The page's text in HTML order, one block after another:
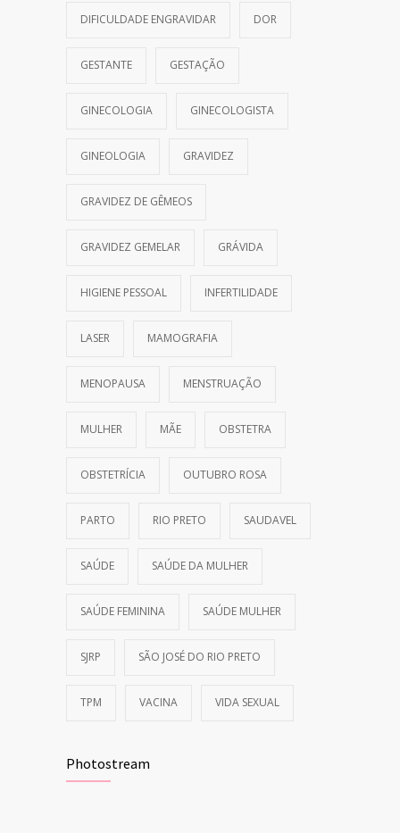
DIFICULDADE ENGRAVIDAR DOR
GESTANTE GESTAÇÃO
GINECOLOGIA GINECOLOGISTA
GINEOLOGIA GRAVIDEZ
GRAVIDEZ DE GÊMEOS
GRAVIDEZ GEMELAR GRÁVIDA
HIGIENE PESSOAL INFERTILIDADE
LASER MAMOGRAFIA
MENOPAUSA MENSTRUAÇÃO
MULHER MÃE OBSTETRA
OBSTETRÍCIA OUTUBRO ROSA
PARTO RIO PRETO SAUDAVEL
SAÚDE SAÚDE DA MULHER
SAÚDE FEMININA SAÚDE MULHER
SJRP SÃO JOSÉ DO RIO PRETO
TPM VACINA VIDA SEXUAL
Photostream